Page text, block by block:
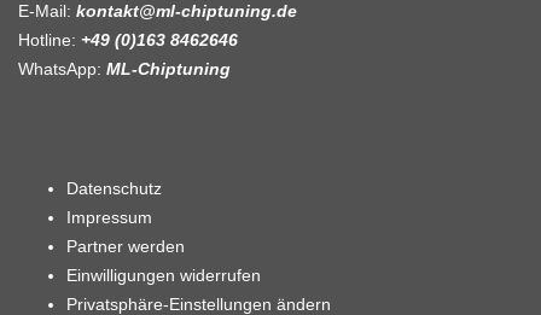
E-Mail: kontakt@ml-chiptuning.de
Hotline: +49 (0)163 8462646
WhatsApp: ML-Chiptuning
Datenschutz
Impressum
Partner werden
Einwilligungen widerrufen
Privatsphäre-Einstellungen ändern